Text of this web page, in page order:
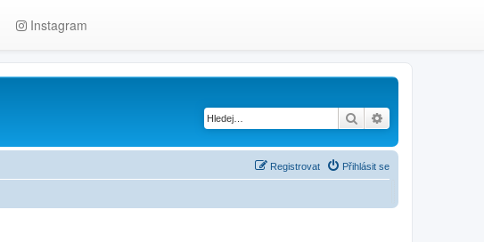
Instagram
Hledat
Přihlásit se
Registrovat